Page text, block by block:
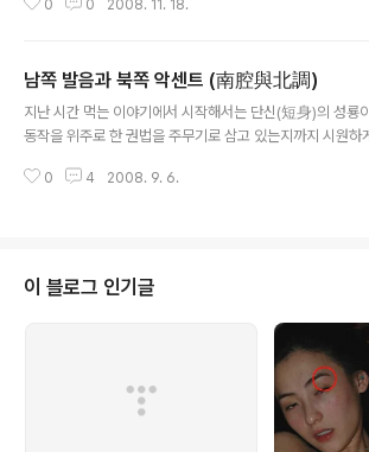
리며 우리나라에는 廣東語로 널리 알려져있다. 광동어에도
묶어 표기하겠다. 표기법도 여러가지가 있는데 여기서는 보
빌어쓰겠다. ① 聲母 b 빠 p 파 m 마 f 파 d 따 t 타 n 나 l
(응)아 gw 꽈 kw 콰 dz 찌,짜 ts 치,차 s 씨,싸 j 이..
0 0 2008. 11. 18.
남쪽 발음과 북쪽 악센트 (南腔與北調)
지난 시간 먹는 이야기에서 시작해서는 단신(短身)의 성룡
동작을 위주로 한 권법을 주무기로 삼고 있는지까지 시원하
쪽 악센트 (南腔與北調) 방언은 일단 남북을 기준으로 크게
것인데, 이런 말들은 제멋대로 그 순서를 뒤집을 수 없다. 예
남철북원이라고 한다던가, 남정북전을 남전북정이라고 할
0 4 2008. 9. 6.
이 블로그 인기글